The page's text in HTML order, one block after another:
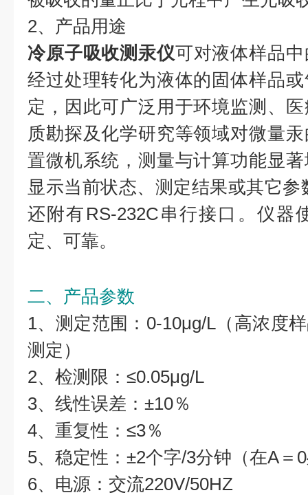
2、产品用途
冷原子吸收测汞仪可对液体样品
经过处理转化为液体的固体样品
定，因此可广泛用于环境监测、
质勘探及化学研究等领域对微量
置微机系统，测量与计算功能显
显示当前状态、测定结果或其它
还附有RS-232C串行接口。仪器
定、可靠。
二、产品参数
1、测定范围：0-10μg/L（高浓度
测定）
2、检测限：≤0.05μg/L
3、线性误差：±10％
4、重复性：≤3％
5、稳定性：±2个字/3分钟（在A＝
6、电源：交流220V/50HZ